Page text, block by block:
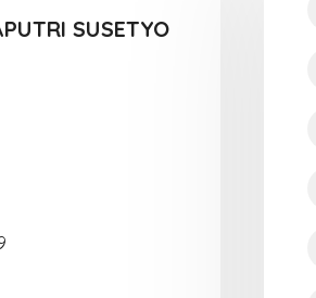
SUSETYO